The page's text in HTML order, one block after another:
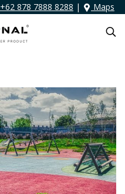
+62 878 7888 8288 | Maps